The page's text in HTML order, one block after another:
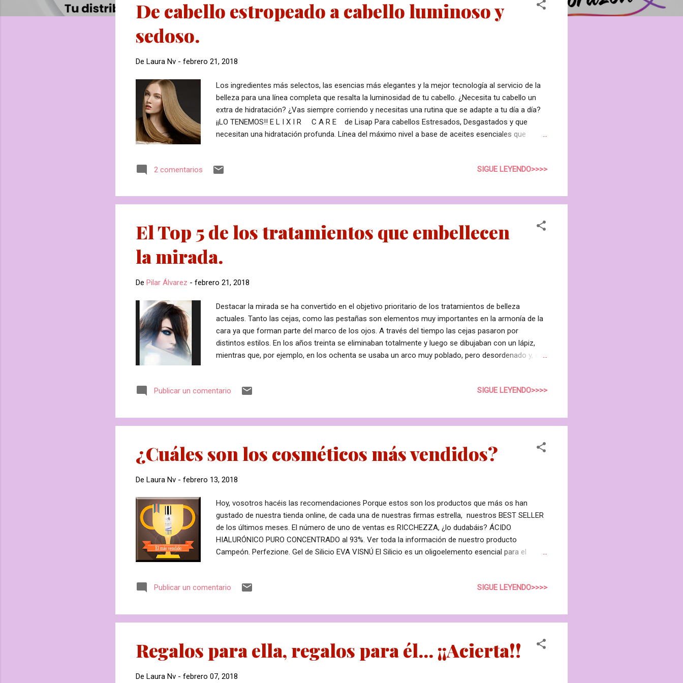
De cabello estropeado a cabello luminoso y
sedoso.
De Laura Nv - febrero 21, 2018
Los ingredientes más selectos, las esencias más elegantes y la mejor tecnología al servicio de la
belleza para una línea completa que resalta la luminosidad de tu cabello. ¿Necesita tu cabello un
extra de hidratación? ¿Vas siempre corriendo y necesitas una rutina que se adapte a tu día a día?
¡¡LO TENEMOS!! E L I X I R C A R E de Lisap Para cabellos Estresados, Desgastados y que
necesitan una hidratación profunda. Línea del máximo nivel a base de aceites esenciales que
hidratados y llenos de luz TRATAMIENTO ILUMINANTE TOP|CARE REPAIR® ELIXIR CARE
regenerada desde su interior ACABADO ILUMINANTE TOP|CARE REPAIR® ELIXIR CARE ACEITE
ILUMINANTE Aceite hidratante para cabe...
2 comentarios SIGUE LEYENDO>>>>
El Top 5 de los tratamientos que embellecen
la mirada.
De Pilar Álvarez - febrero 21, 2018
Destacar la mirada se ha convertido en el objetivo prioritario de los tratamientos de belleza
actuales. Tanto las cejas, como las pestañas son elementos muy importantes en la armonía de la
cara ya que forman parte del marco de los ojos. A través del tiempo las cejas pasaron por
distintos estilos. En los años treinta se eliminaban totalmente y luego se dibujaban con un lápiz,
mientras que, por ejemplo, en los ochenta se usaba un arco muy poblado, pero desordenado y, en
impedir el paso de polvo a la zona ocular y la luz solar sino que dan profundidad y refuerzan la
sistemas más permanentes y sofisticados. Vamos a hacer un repaso de los 5 tratamientos Top
que embellecen la mirada. Top 5.- Liftin...
Publicar un comentario SIGUE LEYENDO>>>>
¿Cuáles son los cosméticos más vendidos?
De Laura Nv - febrero 13, 2018
Hoy, vosotros hacéis las recomendaciones Porque estos son los productos que más os han
gustado de nuestra tienda online, de cada una de nuestras firmas estrella, nuestros BEST SELLER
de los últimos meses. El número de uno de ventas es RICCHEZZA, ¿lo dudabáis? ÁCIDO
HIALURÓNICO PURO CONCENTRADO al 93%. Ver toda la información de nuestro producto
Campeón. Perfezione. Gel de Silicio EVA VISNÚ El Silicio es un oligoelemento esencial para el
más resultados han obtenido en la lucha contra la celulitis y el exceso de grasa localizada en
ESSENCE Posiblemente el mejor cosmético natural para esculpir la silueta. Así se presenta este
aceit...
Publicar un comentario SIGUE LEYENDO>>>>
Regalos para ella, regalos para él... ¡¡Acierta!!
De Laura Nv - febrero 07, 2018